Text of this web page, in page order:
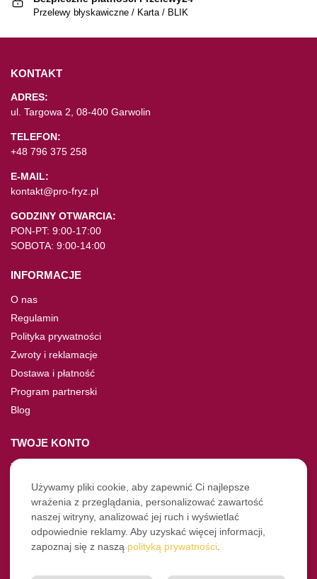
Przelewy błyskawiczne / Karta / BLIK
KONTAKT
ADRES:
ul. Targowa 2, 08-400 Garwolin
TELEFON:
+48 796 375 258
E-MAIL:
kontakt@pro-fryz.pl
GODZINY OTWARCIA:
PON-PT: 9:00-17:00
SOBOTA: 9:00-14:00
INFORMACJE
O nas
Regulamin
Polityka prywatności
Zwroty i reklamacje
Dostawa i płatność
Program partnerski
Blog
TWOJE KONTO
Moje konto
Nie pamiętasz hasła?
Twoje zamówienia
NASZE SOCIALE
Używamy pliki cookie, aby zapewnić Ci najlepsze
wrażenia z przeglądania, personalizować zawartość
naszej witryny, analizować jej ruch i wyświetlać
odpowiednie reklamy. Aby uzyskać więcej informacji,
zapoznaj się z naszą polityką prywatności